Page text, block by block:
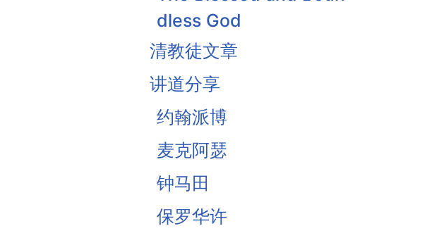
dless God
听书|信而求据
Faith Seeking Assuran
ce
安慰与圣洁-基督祭司工
作之果
基督为人的罪受苦
基督徒的珍宝-知足
清教徒文章
讲道分享
约翰派博
麦克阿瑟
钟马田
保罗华许